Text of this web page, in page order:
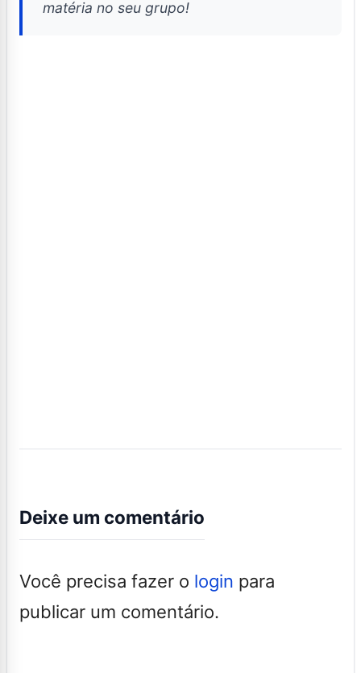
matéria no seu grupo!
Deixe um comentário
Você precisa fazer o login para
publicar um comentário.